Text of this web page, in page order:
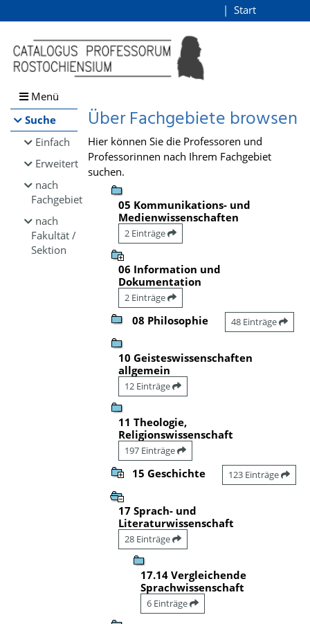
Browsen
direkt zum Inhalt
Start
Menü
Suche
Einfach
Erweitert
nach
Fachgebiet
nach
Fakultät /
Sektion
Über Fachgebiete browsen
Hier können Sie die Professoren und
Professorinnen nach Ihrem Fachgebiet
suchen.
05 Kommunikations- und
Medienwissenschaften
2 Einträge
06 Information und
Dokumentation
2 Einträge
08 Philosophie 48 Einträge
10 Geisteswissenschaften
allgemein
12 Einträge
11 Theologie,
Religionswissenschaft
197 Einträge
15 Geschichte 123 Einträge
17 Sprach- und
Literaturwissenschaft
28 Einträge
17.14 Vergleichende
Sprachwissenschaft
6 Einträge